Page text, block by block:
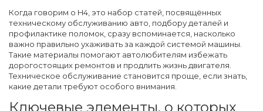
Когда говорим о H4 это набор статей, посвящённых
техническому обслуживанию авто, подбору деталей и
профилактике поломок , сразу вспоминается, насколько
важно правильно ухаживать за каждой системой машины.
Такие материалы помогают автолюбителям избежать
дорогостоящих ремонтов и продлить жизнь двигателя.
Техническое обслуживание становится проще, если знать,
какие детали требуют особого внимания.
Ключевые элементы, о которых